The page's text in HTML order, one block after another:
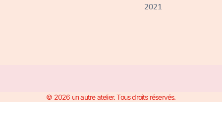
2021
© 2026 un autre atelier. Tous droits réservés.